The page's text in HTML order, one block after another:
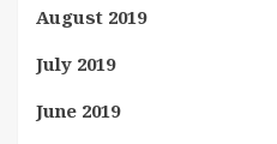
August 2019
July 2019
June 2019